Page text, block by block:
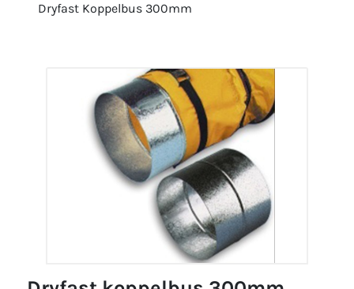
Dryfast Koppelbus 300mm